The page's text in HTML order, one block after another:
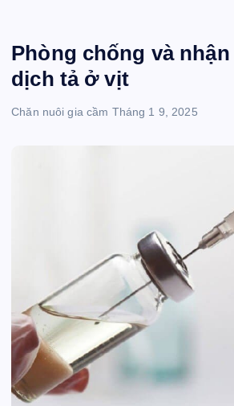
Phòng chống và
dịch tả ở vịt
Chăn nuôi gia cầm Tháng 1 9, 2025